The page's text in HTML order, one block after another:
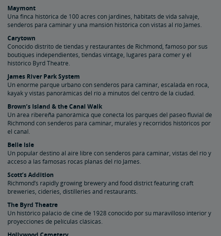
Maymont
Una finca histórica de 100 acres con jardines, hábitats de vida salvaje,
senderos para caminar y una mansión histórica con vistas al río James.
Carytown
Conocido distrito de tiendas y restaurantes de Richmond, famoso por sus
boutiques independientes, tiendas vintage, lugares para comer y el
histórico Byrd Theatre.
James River Park System
Un enorme parque urbano con senderos para caminar, escalada en roca,
kayak y vistas panorámicas del río a minutos del centro de la ciudad.
Brown’s Island & the Canal Walk
Un área ribereña panorámica que conecta los parques del paseo fluvial de
Richmond con senderos para caminar, murales y recorridos históricos por
el canal.
Belle Isle
Un popular destino al aire libre con senderos para caminar, vistas del río y
acceso a las famosas rocas planas del río James.
Scott’s Addition
Richmond’s rapidly growing brewery and food district featuring craft
breweries, cideries, distilleries and restaurants.
The Byrd Theatre
Un histórico palacio de cine de 1928 conocido por su maravilloso interior y
proyecciones de películas clásicas.